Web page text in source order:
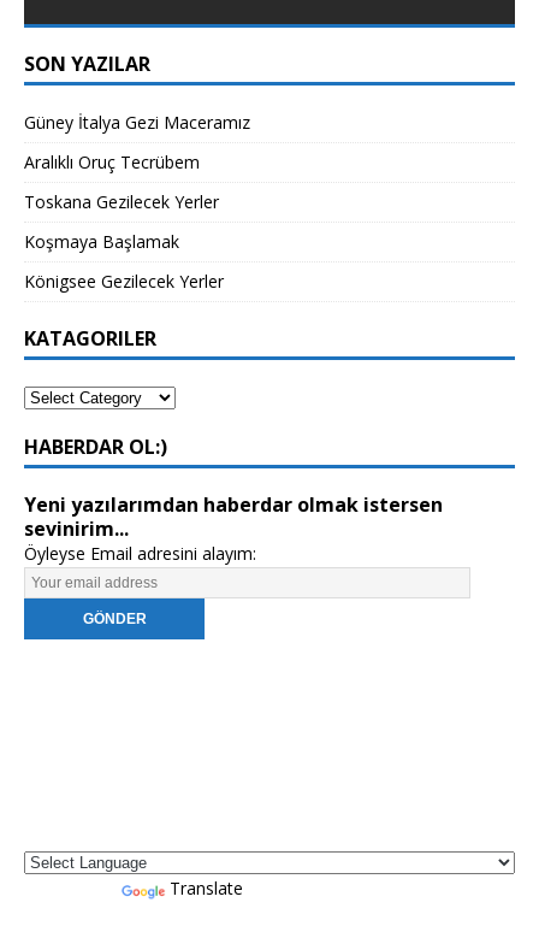
SON YAZILAR
Güney İtalya Gezi Maceramız
Aralıklı Oruç Tecrübem
Toskana Gezilecek Yerler
Koşmaya Başlamak
Königsee Gezilecek Yerler
KATAGORILER
HABERDAR OL:)
Yeni yazılarımdan haberdar olmak istersen
sevinirim...
Öyleyse Email adresini alayım:
Translate